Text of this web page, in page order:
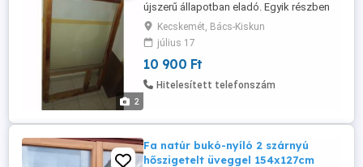
2
újszerű állapotban eladó. Egyik részben
nincs üveg jelenleg, átadó ablak is lehet!
Kecskemét, Bács-Kiskun
július 17
10 900 Ft
Hitelesített telefonszám
Fa natúr bukó-nyíló 2 szárnyú
hőszigetelt üveggel 154x127cm